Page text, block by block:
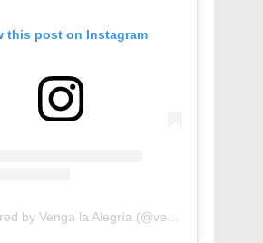
this post on Instagram
A post shared by Venga la Alegría (@vengalaalegria)